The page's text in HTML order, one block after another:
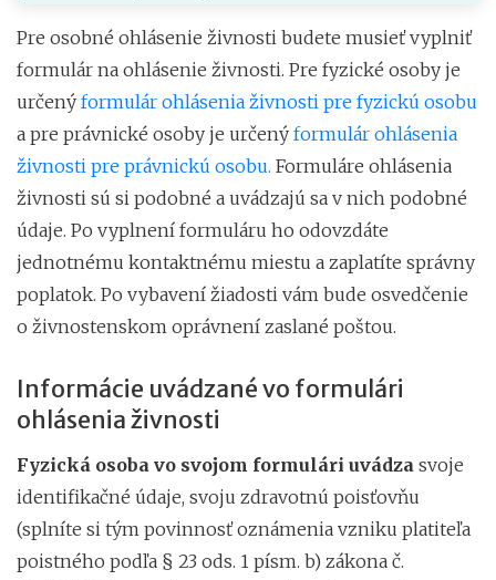
Pre osobné ohlásenie živnosti budete musieť vyplniť
formulár na ohlásenie živnosti. Pre fyzické osoby je
určený formulár ohlásenia živnosti pre fyzickú osobu
a pre právnické osoby je určený formulár ohlásenia
živnosti pre právnickú osobu. Formuláre ohlásenia
živnosti sú si podobné a uvádzajú sa v nich podobné
údaje. Po vyplnení formuláru ho odovzdáte
jednotnému kontaktnému miestu a zaplatíte správny
poplatok. Po vybavení žiadosti vám bude osvedčenie
o živnostenskom oprávnení zaslané poštou.
Informácie uvádzané vo formulári
ohlásenia živnosti
Fyzická osoba vo svojom formulári uvádza svoje
identifikačné údaje, svoju zdravotnú poisťovňu
(splníte si tým povinnosť oznámenia vzniku platiteľa
poistného podľa § 23 ods. 1 písm. b) zákona č.